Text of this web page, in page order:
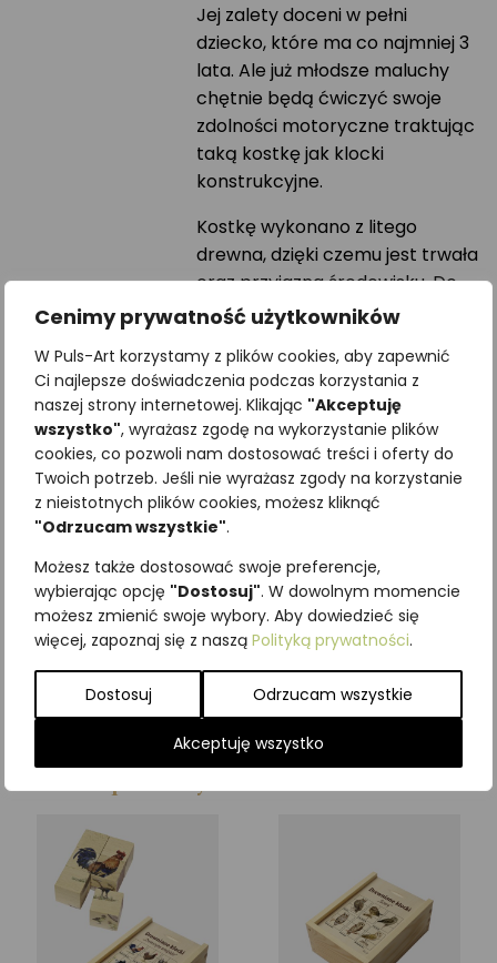
Cenimy prywatność użytkowników
W Puls-Art korzystamy z plików cookies, aby zapewnić
Ci najlepsze doświadczenia podczas korzystania z
naszej strony internetowej. Klikając "Akceptuję
wszystko", wyrażasz zgodę na wykorzystanie plików
cookies, co pozwoli nam dostosować treści i oferty do
Twoich potrzeb. Jeśli nie wyrażasz zgody na korzystanie
z nieistotnych plików cookies, możesz kliknąć
"Odrzucam wszystkie".
Możesz także dostosować swoje preferencje,
wybierając opcję "Dostosuj". W dowolnym momencie
możesz zmienić swoje wybory. Aby dowiedzieć się
więcej, zapoznaj się z naszą Polityką prywatności.
Dostosuj Odrzucam wszystkie
Akceptuję wszystko
Jej zalety doceni w pełni
dziecko, które ma co najmniej 3
lata. Ale już młodsze maluchy
chętnie będą ćwiczyć swoje
zdolności motoryczne traktując
taką kostkę jak klocki
konstrukcyjne.
Kostkę wykonano z litego
drewna, dzięki czemu jest trwała
oraz przyjazna środowisku. Do
nadruku ilustracji użyliśmy farb
neutralnych dla zdrowia i
przyrody. Możesz być spokojna,
Twoje dziecko jest bezpieczne w
czasie zabawy klockami Puls-
Art.
W naszej ofercie znajdziesz
kilkadziesiąt wzorów do
własny wzór na zamówienie.
Aby to zrobić, napisz do nas
przez formularz kontaktowy.
Dla dzieci w wieku 3+
Wymiary klocka 4 x 4 x 4 cm
Podobne produkty